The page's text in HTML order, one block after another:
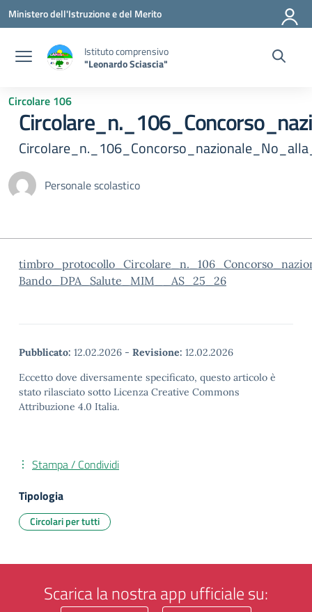
Vai ai contenuti
Vai al menu di navigazione
Vai al footer
Ministero dell'Istruzione e del Merito
Istituto comprensivo
"Leonardo Sciascia"
Circolare 106
Personale scolastico
Bando_DPA_Salute_MIM__AS_25_26
Pubblicato: 12.02.2026 - Revisione: 12.02.2026
Eccetto dove diversamente specificato, questo articolo è
stato rilasciato sotto Licenza Creative Commons
Attribuzione 4.0 Italia.
Stampa / Condividi
Tipologia
Circolari per tutti
Scarica la nostra app ufficiale su: